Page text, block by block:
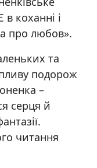
в коханні і
про любов».
та
подорож
–
серця й
читання